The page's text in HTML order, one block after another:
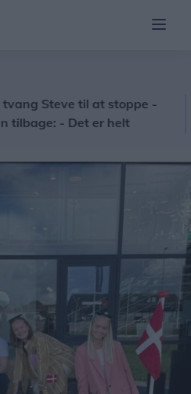
Steve til at stoppe -
- Det er helt